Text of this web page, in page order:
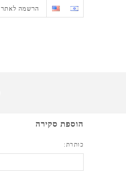
הרשמה לאתר
הוספת סקירה
כותרת: